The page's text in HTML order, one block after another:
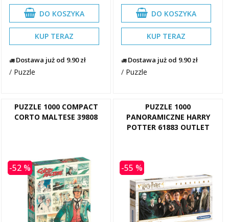
DO KOSZYKA
KUP TERAZ
Dostawa już od 9.90 zł
/ Puzzle
DO KOSZYKA
KUP TERAZ
Dostawa już od 9.90 zł
/ Puzzle
PUZZLE 1000 COMPACT
CORTO MALTESE 39808
-52 %
PUZZLE 1000
PANORAMICZNE HARRY
POTTER 61883 OUTLET
-55 %